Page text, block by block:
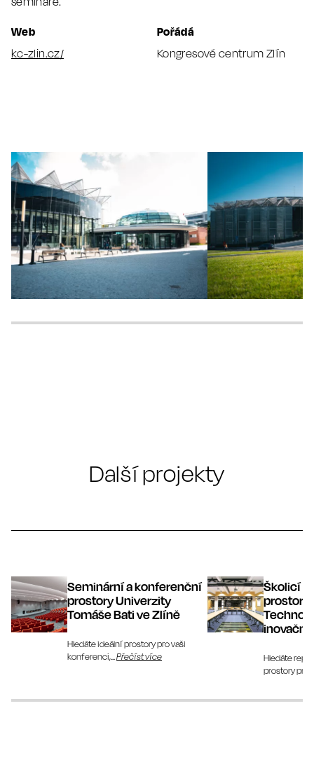
Web
kc-zlin.cz/
Pořádá
Kongresové centrum Zlín
Další projekty
Seminární a konferenční
prostory Univerzity
Tomáše Bati ve Zlíně
Hledáte ideální prostory pro vaši
konferenci,...Přečíst více
Školicí
prostory
Hledáte
prostory pro...